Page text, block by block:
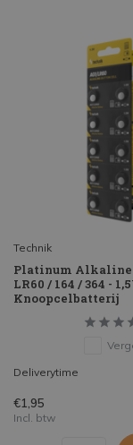
Technik
Platinum Alkaline
LR60 / 164 / 364 -
Knoopcelbatterij
Deliverytime
€1,95
Incl. btw